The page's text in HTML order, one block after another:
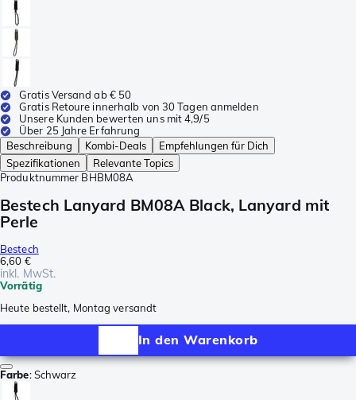
Gratis Versand ab € 50
Gratis Retoure innerhalb von 30 Tagen anmelden
Unsere Kunden bewerten uns mit 4,9/5
Über 25 Jahre Erfahrung
Beschreibung
Kombi-Deals
Empfehlungen für Dich
Spezifikationen
Relevante Topics
Produktnummer BHBM08A
Bestech Lanyard BM08A Black, Lanyard mit
Perle
Bestech
6,60 €
inkl. MwSt.
Vorrätig
Heute bestellt, Montag versandt
In den Warenkorb
Farbe:Schwarz